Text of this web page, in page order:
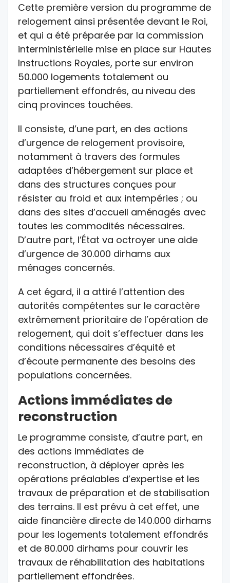
Cette première version du programme de
relogement ainsi présentée devant le Roi,
et qui a été préparée par la commission
interministérielle mise en place sur Hautes
Instructions Royales, porte sur environ
50.000 logements totalement ou
partiellement effondrés, au niveau des
cinq provinces touchées.
Il consiste, d’une part, en des actions
d’urgence de relogement provisoire,
notamment à travers des formules
adaptées d’hébergement sur place et
dans des structures conçues pour
résister au froid et aux intempéries ; ou
dans des sites d’accueil aménagés avec
toutes les commodités nécessaires.
D’autre part, l’État va octroyer une aide
d’urgence de 30.000 dirhams aux
ménages concernés.
A cet égard, il a attiré l’attention des
autorités compétentes sur le caractère
extrêmement prioritaire de l’opération de
relogement, qui doit s’effectuer dans les
conditions nécessaires d’équité et
d’écoute permanente des besoins des
populations concernées.
Actions immédiates de
reconstruction
Le programme consiste, d’autre part, en
des actions immédiates de
reconstruction, à déployer après les
opérations préalables d’expertise et les
travaux de préparation et de stabilisation
des terrains. Il est prévu à cet effet, une
aide financière directe de 140.000 dirhams
pour les logements totalement effondrés
et de 80.000 dirhams pour couvrir les
travaux de réhabilitation des habitations
partiellement effondrées.